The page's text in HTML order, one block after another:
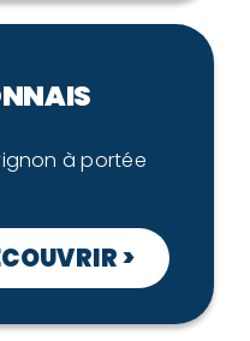
à portée
>